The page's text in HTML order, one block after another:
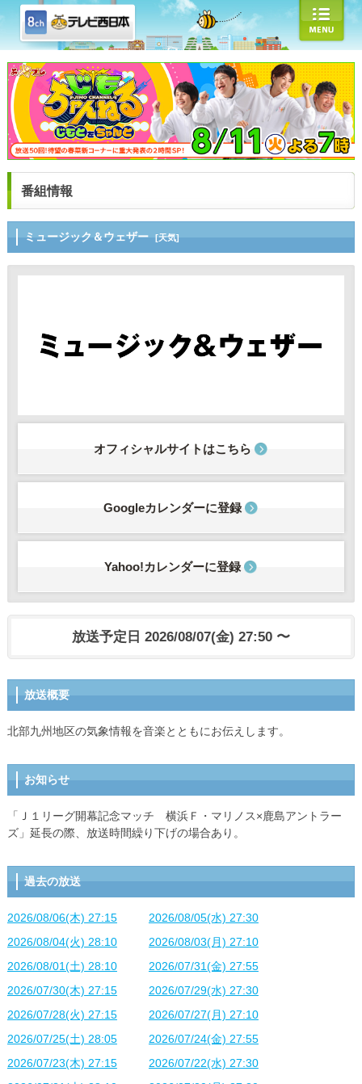
番組情報
ミュージック＆ウェザー [天気]
オフィシャルサイトはこちら
Googleカレンダーに登録
Yahoo!カレンダーに登録
放送予定日 2026/08/07(金) 27:50 〜
放送概要
北部九州地区の気象情報を音楽とともにお伝えします。
お知らせ
「Ｊ１リーグ開幕記念マッチ 横浜Ｆ・マリノス×鹿島アントラー
ズ」延長の際、放送時間繰り下げの場合あり。
過去の放送
2026/08/06(木) 27:15
2026/08/05(水) 27:30
2026/08/04(火) 28:10
2026/08/03(月) 27:10
2026/08/01(土) 28:10
2026/07/31(金) 27:55
2026/07/30(木) 27:15
2026/07/29(水) 27:30
2026/07/28(火) 27:15
2026/07/27(月) 27:10
2026/07/25(土) 28:05
2026/07/24(金) 27:55
2026/07/23(木) 27:15
2026/07/22(水) 27:30